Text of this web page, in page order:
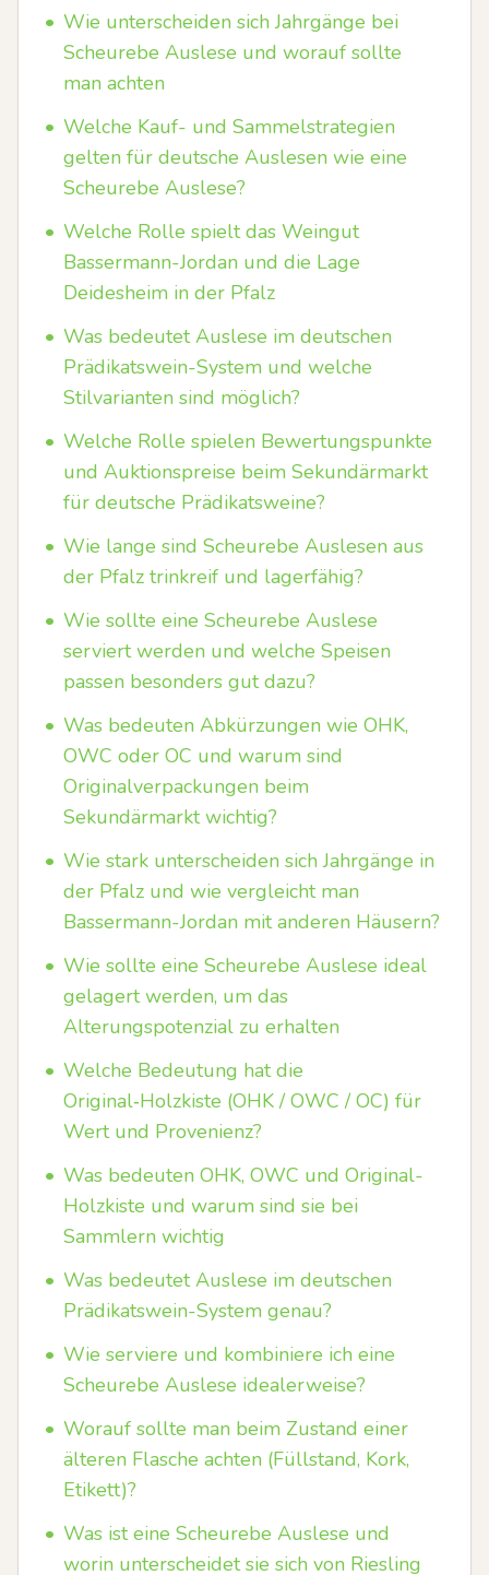
• Wie unterscheiden sich Jahrgänge bei
Scheurebe Auslese und worauf sollte
man achten
• Welche Kauf- und Sammelstrategien
gelten für deutsche Auslesen wie eine
Scheurebe Auslese?
• Welche Rolle spielt das Weingut
Bassermann-Jordan und die Lage
Deidesheim in der Pfalz
• Was bedeutet Auslese im deutschen
Prädikatswein-System und welche
Stilvarianten sind möglich?
• Welche Rolle spielen Bewertungspunkte
und Auktionspreise beim Sekundärmarkt
für deutsche Prädikatsweine?
• Wie lange sind Scheurebe Auslesen aus
der Pfalz trinkreif und lagerfähig?
• Wie sollte eine Scheurebe Auslese
serviert werden und welche Speisen
passen besonders gut dazu?
• Was bedeuten Abkürzungen wie OHK,
OWC oder OC und warum sind
Originalverpackungen beim
Sekundärmarkt wichtig?
• Wie stark unterscheiden sich Jahrgänge in
der Pfalz und wie vergleicht man
Bassermann-Jordan mit anderen Häusern?
• Wie sollte eine Scheurebe Auslese ideal
gelagert werden, um das
Alterungspotenzial zu erhalten
• Welche Bedeutung hat die
Original‑Holzkiste (OHK / OWC / OC) für
Wert und Provenienz?
• Was bedeuten OHK, OWC und Original-
Holzkiste und warum sind sie bei
Sammlern wichtig
• Was bedeutet Auslese im deutschen
Prädikatswein-System genau?
• Wie serviere und kombiniere ich eine
Scheurebe Auslese idealerweise?
• Worauf sollte man beim Zustand einer
älteren Flasche achten (Füllstand, Kork,
Etikett)?
• Was ist eine Scheurebe Auslese und
worin unterscheidet sie sich von Riesling